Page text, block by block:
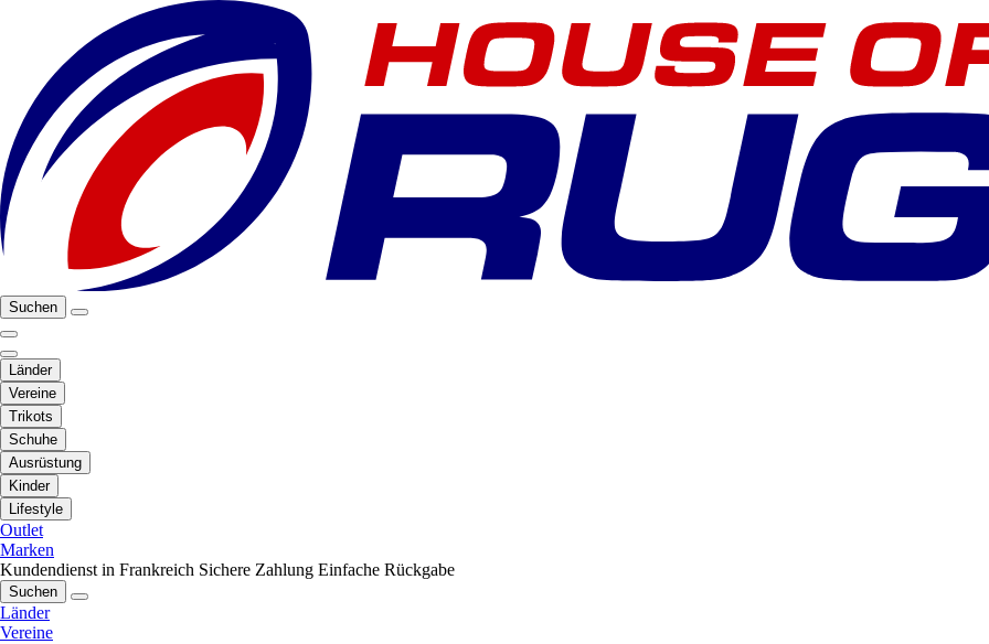
Suchen
Länder
Vereine
Trikots
Schuhe
Ausrüstung
Kinder
Lifestyle
Outlet
Marken
Kundendienst in Frankreich Sichere Zahlung Einfache Rückgabe
Suchen
Länder
Vereine